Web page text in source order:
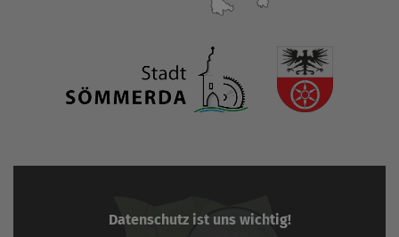
Datenschutz ist uns wichtig!